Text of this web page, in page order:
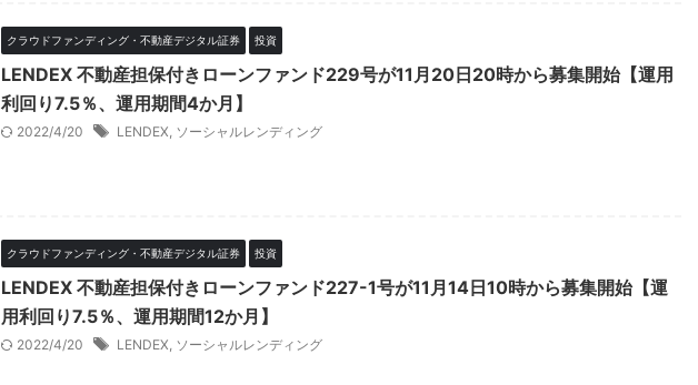
クラウドファンディング・不動産デジタル証券 投資
LENDEX 不動産担保付きローンファンド229号が11月20日20時から募集開始【運用
利回り7.5％、運用期間4か月】
2022/4/20 LENDEX, ソーシャルレンディング
クラウドファンディング・不動産デジタル証券 投資
LENDEX 不動産担保付きローンファンド227-1号が11月14日10時から募集開始【運
用利回り7.5％、運用期間12か月】
2022/4/20 LENDEX, ソーシャルレンディング